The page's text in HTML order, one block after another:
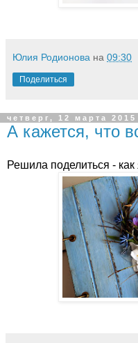
Юлия Родионова на 09:30
Поделиться
четверг, 12 марта 2015
А кажется, что
Решила поделиться -